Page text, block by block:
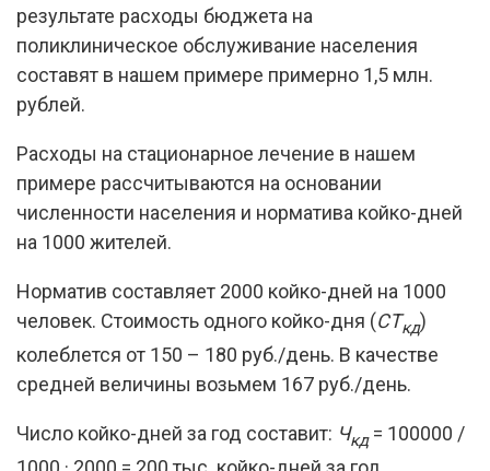
результате расходы бюджета на
поликлиническое обслуживание населения
составят в нашем примере примерно 1,5 млн.
рублей.
Расходы на стационарное лечение в нашем
примере рассчитываются на основании
численности населения и норматива койко-дней
на 1000 жителей.
Норматив составляет 2000 койко-дней на 1000
человек. Стоимость одного койко-дня (СТкд)
колеблется от 150 – 180 руб./день. В качестве
средней величины возьмем 167 руб./день.
Число койко-дней за год составит: Чкд= 100000 /